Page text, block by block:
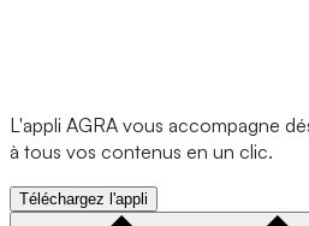
L'appli AGRA vous accompagne
à tous vos contenus en un clic.
Téléchargez l'appli